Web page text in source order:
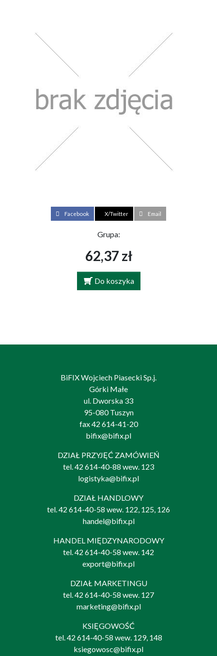
Facebook X/Twitter Email
Grupa:
62,37 zł
Do koszyka
BiFIX Wojciech Piasecki Sp.j.
Górki Małe
ul. Dworska 33
95-080 Tuszyn
fax 42 614-41-20
bifix@bifix.pl
DZIAŁ PRZYJĘĆ ZAMÓWIEŃ
tel.42 614-40-88 wew. 123
logistyka@bifix.pl
DZIAŁ HANDLOWY
tel.42 614-40-58 wew. 122, 125, 126
handel@bifix.pl
HANDEL MIĘDZYNARODOWY
tel.42 614-40-58 wew. 142
export@bifix.pl
DZIAŁ MARKETINGU
tel.42 614-40-58 wew. 127
marketing@bifix.pl
KSIĘGOWOŚĆ
tel.42 614-40-58 wew. 129, 148
ksiegowosc@bifix.pl